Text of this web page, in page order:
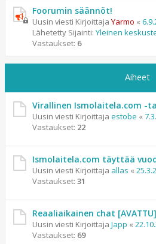
Foorumin säännöt!
Uusin viesti Kirjoittaja Yarmo «
Lähetetty Sijainti: Yleinen
Vastaukset: 6
Aiheet
Virallinen Ismolaitela.com -
Uusin viesti Kirjoittaja estobe «
Vastaukset: 22
Ismolaitela.com täyttää
Uusin viesti Kirjoittaja allas «
Vastaukset: 31
Reaaliaikainen chat [AVATTU]
Uusin viesti Kirjoittaja Japp «
Vastaukset: 69